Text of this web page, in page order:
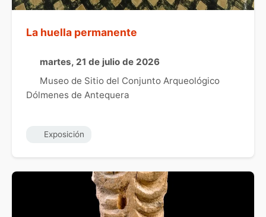
La huella permanente
martes, 21 de julio de 2026
Museo de Sitio del Conjunto Arqueológico
Dólmenes de Antequera
Exposición